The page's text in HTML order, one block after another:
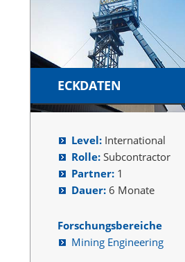
ECKDATEN
Level:International
Rolle:Subcontractor
Partner:1
Dauer:6 Monate
Forschungsbereiche
Mining Engineering